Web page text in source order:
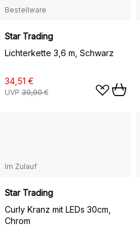
Bestellware
Star Trading
Lichterkette 3,6 m, Schwarz
34,51 €
UVP 39,90 €
Im Zulauf
Star Trading
Curly Kranz mit LEDs 30cm,
Chrom